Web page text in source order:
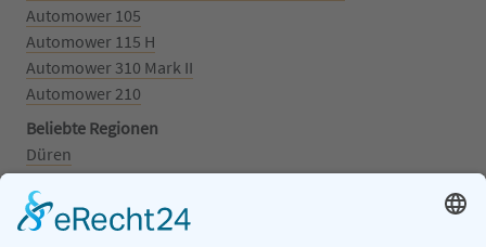
Automower 105
Automower 115 H
Automower 310 Mark II
Automower 210
Beliebte Regionen
Düren
Grafschaft
Kalenborn
Mayschoß